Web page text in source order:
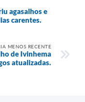
agasalhos e
carentes.
MENOS RECENTE
de Ivinhema
atualizadas.